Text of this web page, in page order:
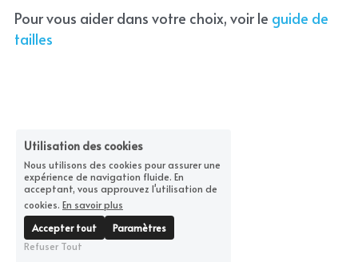
Pour vous aider dans votre choix, voir le guide de
tailles
Utilisation des cookies
Nous utilisons des cookies pour assurer une
expérience de navigation fluide. En
acceptant, vous approuvez l'utilisation de
cookies. En savoir plus
Accepter tout
Paramètres
Refuser Tout